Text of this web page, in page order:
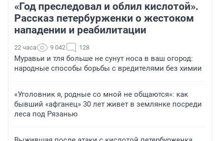
«Год преследовал и облил кислотой».
Рассказ петербурженки о жестоком
нападении и реабилитации
22 часа 9 042 128
Муравьи и тля больше не сунут носа в ваш огород:
народные способы борьбы с вредителями без химии
«Уголовник я, родные со мной не общаются»: как
бывший «афганец» 30 лет живет в землянке посреди
леса под Рязанью